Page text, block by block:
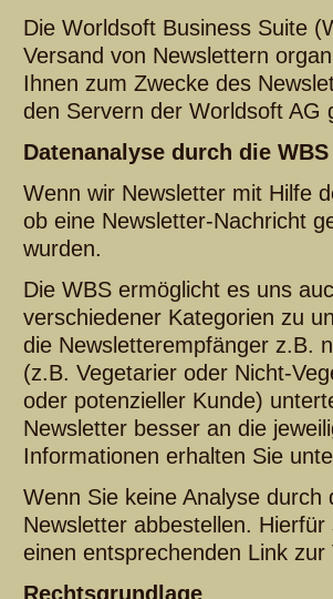
Die Worldsoft Business Suite
Versand von Newslettern
Ihnen zum Zwecke des
den Servern der Worldsoft AG
Datenanalyse durch die WBS
Wenn wir Newsletter mit Hilfe
ob eine Newsletter-Nachricht
wurden.
Die WBS ermöglicht es uns
verschiedener Kategorien zu
die Newsletterempfänger z.B.
(z.B. Vegetarier oder Nicht-
oder potenzieller Kunde)
Newsletter besser an die
Informationen erhalten Sie
Wenn Sie keine Analyse
Newsletter abbestellen.
einen entsprechenden Link zur
Rechtsgrundlage